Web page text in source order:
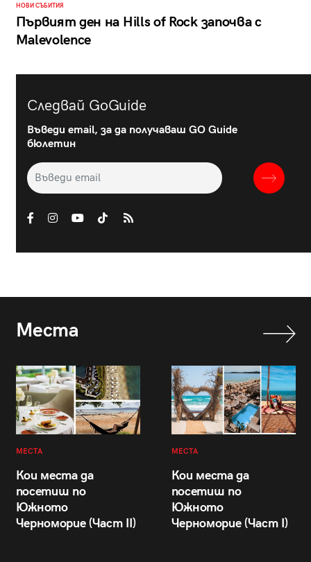
НОВИ СЪБИТИЯ
Първият ден на Hills of Rock започва с
Malevolence
Следвай GoGuide
Въведи email, за да получаваш GO Guide
бюлетин
Места
МЕСТА
Кои места да
посетиш по
Южното
Черноморие (Част II)
МЕСТА
Кои места да
посетиш по
Южното
Черноморие (Част I)